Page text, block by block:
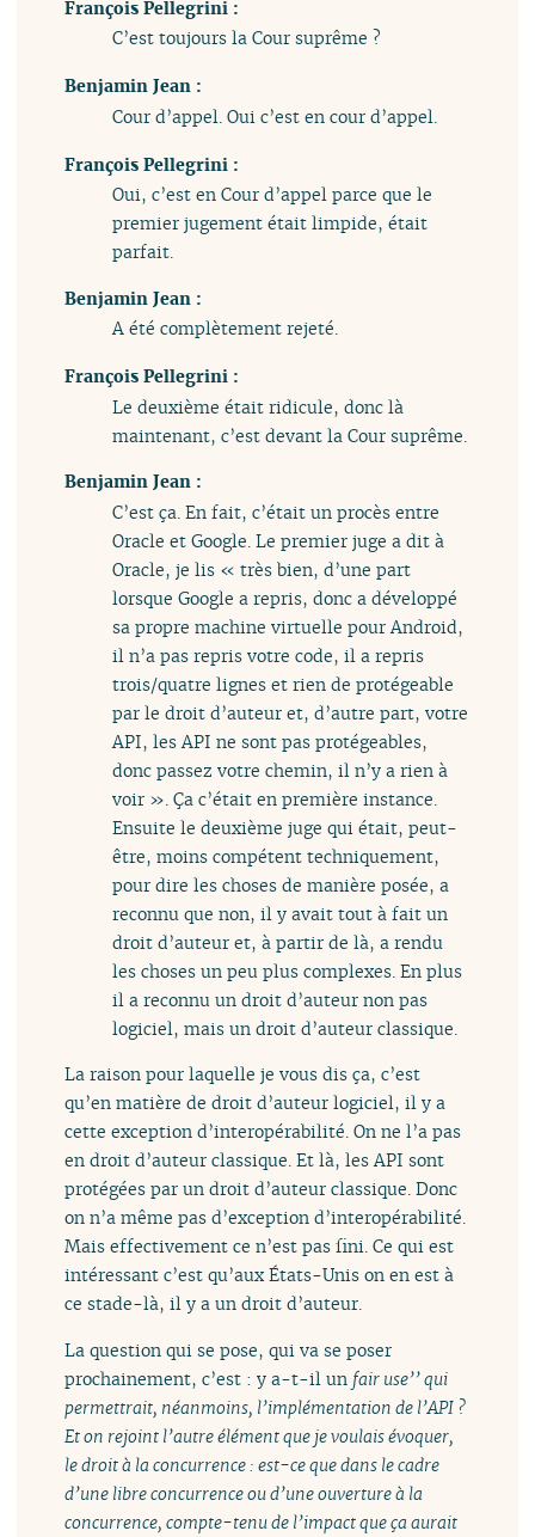
François Pellegrini :
C’est toujours la Cour suprême ?
Benjamin Jean :
Cour d’appel. Oui c’est en cour d’appel.
François Pellegrini :
Oui, c’est en Cour d’appel parce que le
premier jugement était limpide, était
parfait.
Benjamin Jean :
A été complètement rejeté.
François Pellegrini :
Le deuxième était ridicule, donc là
maintenant, c’est devant la Cour suprême.
Benjamin Jean :
C’est ça. En fait, c’était un procès entre
Oracle et Google. Le premier juge a dit à
Oracle, je lis « très bien, d’une part
lorsque Google a repris, donc a développé
sa propre machine virtuelle pour Android,
il n’a pas repris votre code, il a repris
trois/quatre lignes et rien de protégeable
par le droit d’auteur et, d’autre part, votre
API, les API ne sont pas protégeables,
donc passez votre chemin, il n’y a rien à
voir ». Ça c’était en première instance.
Ensuite le deuxième juge qui était, peut-
être, moins compétent techniquement,
pour dire les choses de manière posée, a
reconnu que non, il y avait tout à fait un
droit d’auteur et, à partir de là, a rendu
les choses un peu plus complexes. En plus
il a reconnu un droit d’auteur non pas
logiciel, mais un droit d’auteur classique.
La raison pour laquelle je vous dis ça, c’est
qu’en matière de droit d’auteur logiciel, il y a
cette exception d’interopérabilité. On ne l’a pas
en droit d’auteur classique. Et là, les API sont
protégées par un droit d’auteur classique. Donc
on n’a même pas d’exception d’interopérabilité.
Mais effectivement ce n’est pas fini. Ce qui est
intéressant c’est qu’aux États-Unis on en est à
ce stade-là, il y a un droit d’auteur.
La question qui se pose, qui va se poser
prochainement, c’est : y a-t-il un fair use’’ qui
permettrait, néanmoins, l’implémentation de l’API ?
Et on rejoint l’autre élément que je voulais évoquer,
le droit à la concurrence : est-ce que dans le cadre
d’une libre concurrence ou d’une ouverture à la
concurrence, compte-tenu de l’impact que ça aurait